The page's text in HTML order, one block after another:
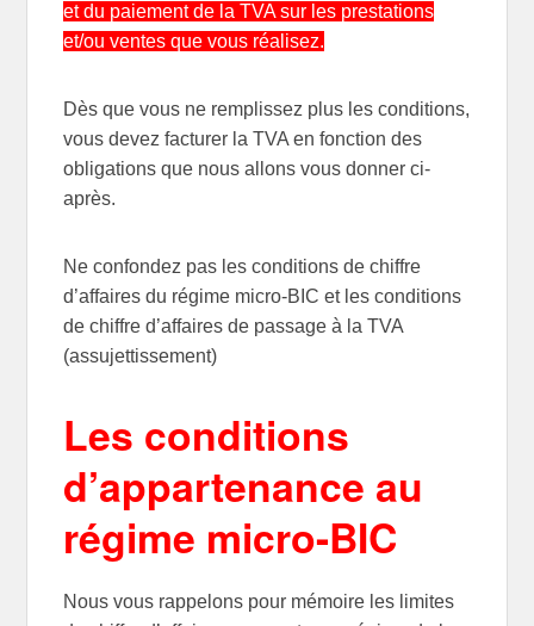
et du paiement de la TVA sur les prestations
et/ou ventes que vous réalisez.
Dès que vous ne remplissez plus les conditions,
vous devez facturer la TVA en fonction des
obligations que nous allons vous donner ci-
après.
Ne confondez pas les conditions de chiffre
d’affaires du régime micro-BIC et les conditions
de chiffre d’affaires de passage à la TVA
(assujettissement)
Les conditions
d’appartenance au
régime micro-BIC
Nous vous rappelons pour mémoire les limites